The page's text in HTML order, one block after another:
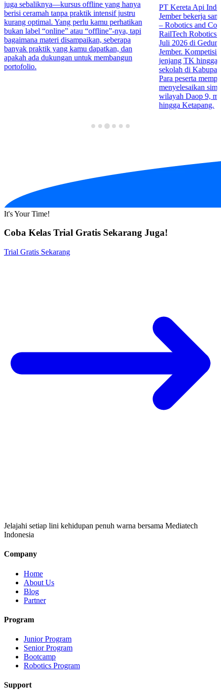
juga sebaliknya—kursus offline yang hanya
berisi ceramah tanpa praktik intensif justru
kurang optimal. Yang perlu kamu perhatikan
bukan label “online” atau “offline”-nya, tapi
bagaimana materi disampaikan, seberapa
banyak praktik yang kamu dapatkan, dan
apakah ada dukungan untuk membangun
portofolio.
PT Kereta Api
Jember bekerja
– Robotics and
RailTech Robotics
Juli 2026 di
Jember. Kompetisi
jenjang TK hingga
sekolah di
Para peserta
menyelesaikan
wilayah Daop 9,
hingga Ketapang.
It's Your Time!
Coba Kelas Trial Gratis Sekarang Juga!
Trial Gratis Sekarang
Jelajahi setiap lini kehidupan penuh warna bersama Mediatech
Indonesia
Company
Home
About Us
Blog
Partner
Program
Junior Program
Senior Program
Bootcamp
Robotics Program
Support